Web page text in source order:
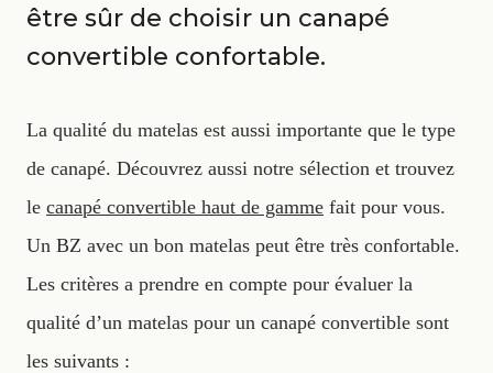
être sûr de choisir un canapé
convertible confortable.
La qualité du matelas est aussi importante que le type
de canapé. Découvrez aussi notre sélection et trouvez
le canapé convertible haut de gamme fait pour vous.
Un BZ avec un bon matelas peut être très confortable.
Les critères a prendre en compte pour évaluer la
qualité d’un matelas pour un canapé convertible sont
les suivants :